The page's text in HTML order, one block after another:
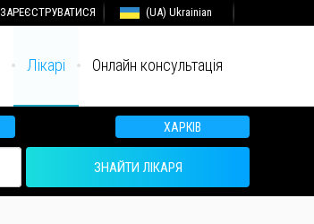
ЗАРЕЄСТРУВАТИСЯ (UA) Ukrainian
Лікарі Онлайн консультація
ХАРКІВ
ЗНАЙТИ ЛІКАРЯ